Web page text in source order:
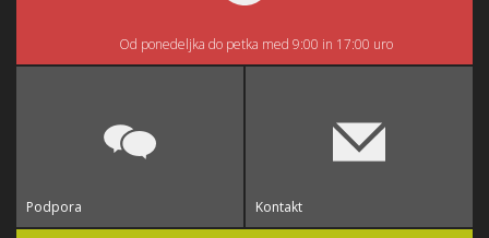
Od ponedeljka do petka med 9:00 in 17:00 uro
Podpora Kontakt